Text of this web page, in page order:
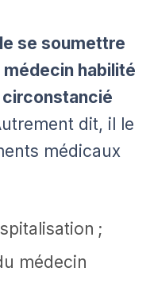
se soumettre
médecin habilité
dit, il le
médicaux
;
médecin